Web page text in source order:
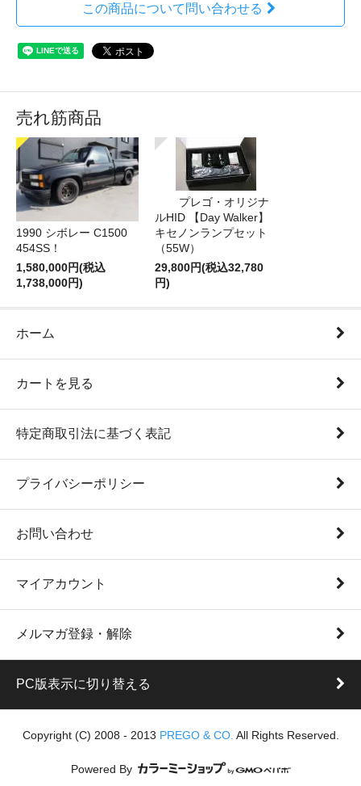
この商品について問い合わせる
売れ筋商品
1990 シボレー C1500
454SS！
1,580,000円(税込
1,738,000円)
プレゴ・オリジナ
ルHID 【Day Walker】
キセノンランプセット
（55W）
29,800円(税込32,780
円)
ホーム
カートを見る
特定商取引法に基づく表記
プライバシーポリシー
お問い合わせ
マイアカウント
メルマガ登録・解除
PC版表示に切り替える
Copyright (C) 2008 - 2013 PREGO & CO. All Rights Reserved.
Powered By